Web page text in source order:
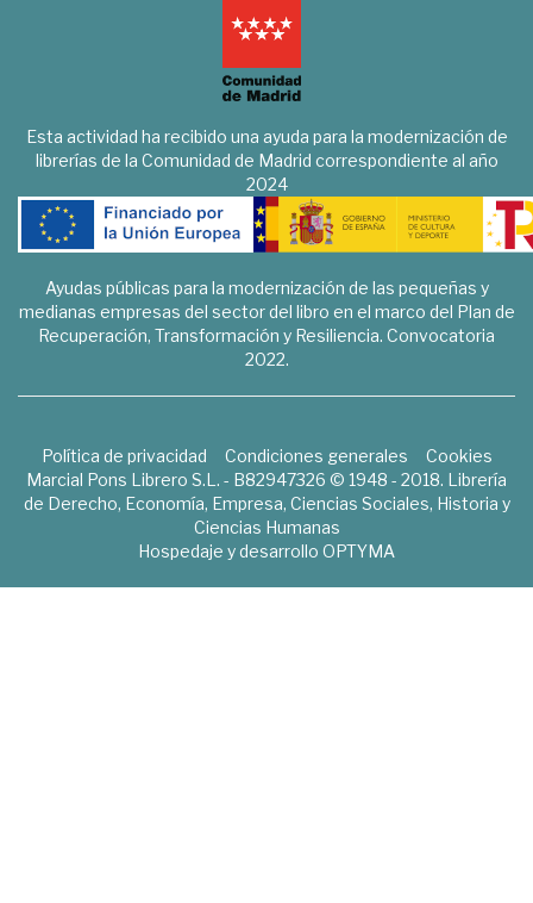
Esta actividad ha recibido una ayuda para la modernización de
librerías de la Comunidad de Madrid correspondiente al año
2024
Ayudas públicas para la modernización de las pequeñas y
medianas empresas del sector del libro en el marco del Plan de
Recuperación, Transformación y Resiliencia. Convocatoria
2022.
Política de privacidad Condiciones generales
Cookies
Marcial Pons Librero S.L. - B82947326 © 1948 - 2018. Librería
de Derecho, Economía, Empresa, Ciencias Sociales, Historia y
Ciencias Humanas
Hospedaje y desarrollo OPTYMA